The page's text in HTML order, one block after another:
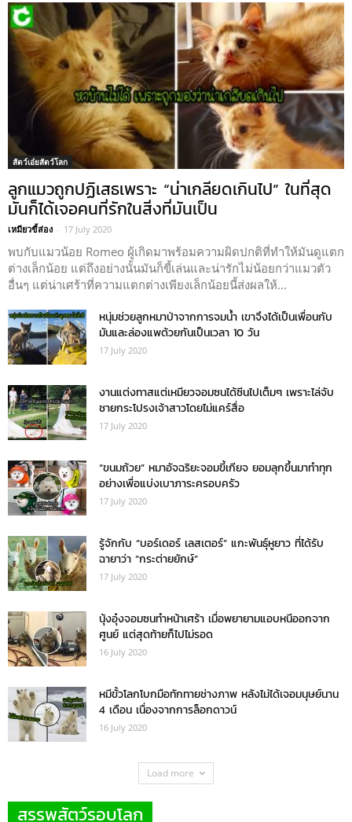
สัตว์เอ๋ยสัตว์โลก
ลูกแมวถูกปฏิเสธเพราะ “น่าเกลียดเกินไป” ในที่สุด
มันก็ได้เจอคนที่รักในสิ่งที่มันเป็น
เหมียวขี้ส่อง - 17 July 2020
พบกับแมวน้อย Romeo ผู้เกิดมาพร้อมความผิดปกติที่ทำให้มันดูแตก
ต่างเล็กน้อย แต่ถึงอย่างนั้นมันก็ขี้เล่นและน่ารักไม่น้อยกว่าแมวตัว
อื่นๆ แต่น่าเศร้าที่ความแตกต่างเพียงเล็กน้อยนี้ส่งผลให้...
หนุ่มช่วยลูกหมาป่าจากการจมน้ำ เขาจึงได้เป็นเพื่อนกับ
มันและล่องแพด้วยกันเป็นเวลา 10 วัน
17 July 2020
งานแต่งทาสแต่เหมียวจอมซนได้ซีนไปเต็มๆ เพราะไล่จับ
ชายกระโปรงเจ้าสาวโดยไม่แคร์สื่อ
17 July 2020
“ขนมถ้วย” หมาอัจฉริยะจอมขี้เกียจ ยอมลุกขึ้นมาทำทุก
อย่างเพื่อแบ่งเบาภาระครอบครัว
17 July 2020
รู้จักกับ “บอร์เดอร์ เลสเตอร์” แกะพันธุ์หูยาว ที่ได้รับ
ฉายาว่า “กระต่ายยักษ์”
17 July 2020
นุ้งอุ๋งจอมซนทำหน้าเศร้า เมื่อพยายามแอบหนีออกจาก
ศูนย์ แต่สุดท้ายก็ไปไม่รอด
16 July 2020
หมีขั้วโลกโบกมือทักทายช่างภาพ หลังไม่ได้เจอมนุษย์นาน
4 เดือน เนื่องจากการล็อกดาวน์
16 July 2020
Load more
สรรพสัตว์รอบโลก